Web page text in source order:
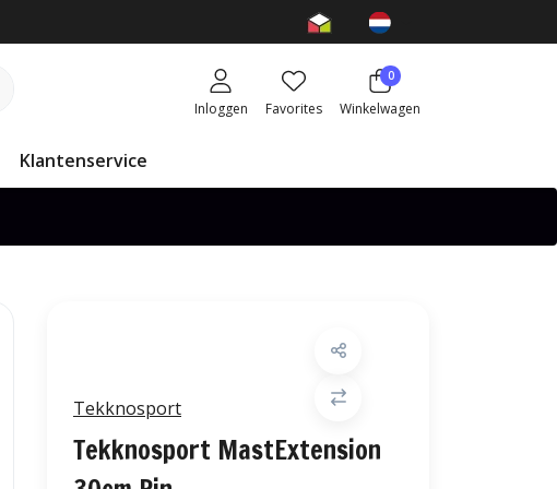
Inloggen Favorites
0
Winkelwagen
Klantenservice
Tekknosport
Tekknosport MastExtension